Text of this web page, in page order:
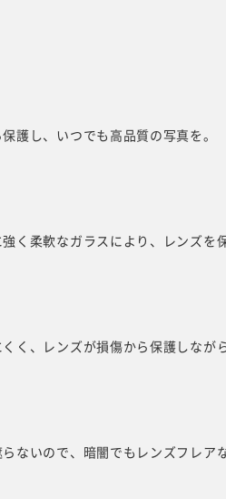
護し、いつでも高品質の写真を。
く柔軟なガラスにより、レンズを
く、レンズが損傷から保護しなが
ないので、暗闇でもレンズフレア